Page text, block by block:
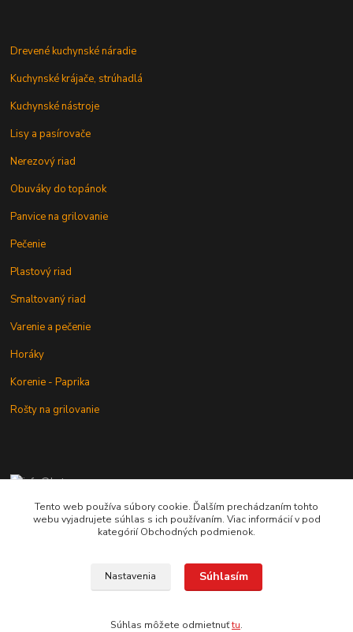
Drevené kuchynské náradie
Kuchynské krájače, strúhadlá
Kuchynské nástroje
Lisy a pasírovače
Nerezový riad
Obuváky do topánok
Panvice na grilovanie
Pečenie
Plastový riad
Smaltovaný riad
Varenie a pečenie
Horáky
Korenie - Paprika
Rošty na grilovanie
+421 902 212 007
od 8:00 - do 16:00 hod
Copyright © 2017-2027 MACSHOP.SK, všetky práva vyhradené..
Tento web používa súbory cookie. Ďalším prechádzaním tohto
webu vyjadrujete súhlas s ich používaním. Viac informácií v pod
kategórií Obchodných podmienok.
Nastavenia Súhlasím
Súhlas môžete odmietnuťtu.